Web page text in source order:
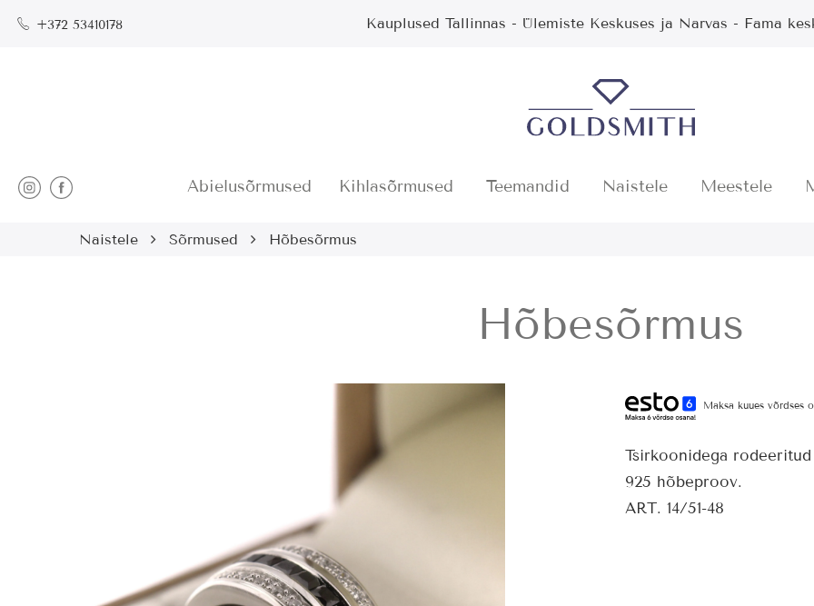
+372 53410178 Kauplused Tallinnas - Ülemiste Keskuses ja Narvas - Fama
Abielusõrmused Kihlasõrmused Teemandid Naistele Meestele
Naistele Sõrmused Hõbesõrmus
Hõbesõrmus
Maksa kuues võrdses
Tsirkoonidega
925 hõbeproov.
ART. 14/51-48